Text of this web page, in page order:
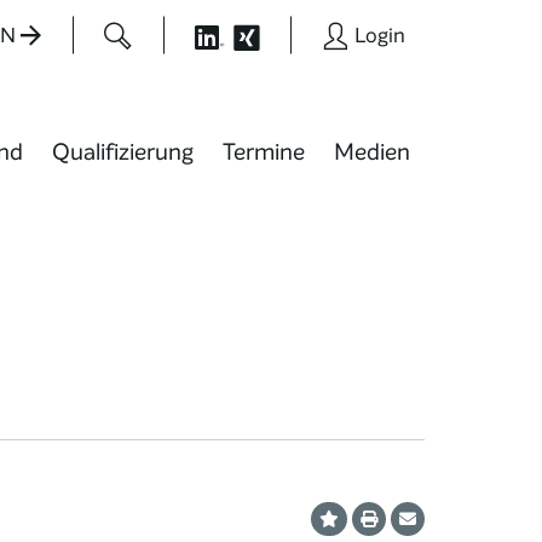
Login
Qualifizierung Termine Medien